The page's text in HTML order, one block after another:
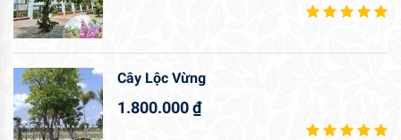
Cây Lộc Vừng
1.800.000₫